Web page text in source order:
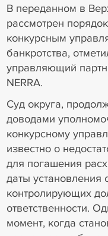
В переданном в
рассмотрен
конкурсным
банкротства,
управляющий
NERRA.
Суд округа,
доводами
конкурсному
известно о
для погашения
даты установления
контролирующих
ответственности.
момент, когда